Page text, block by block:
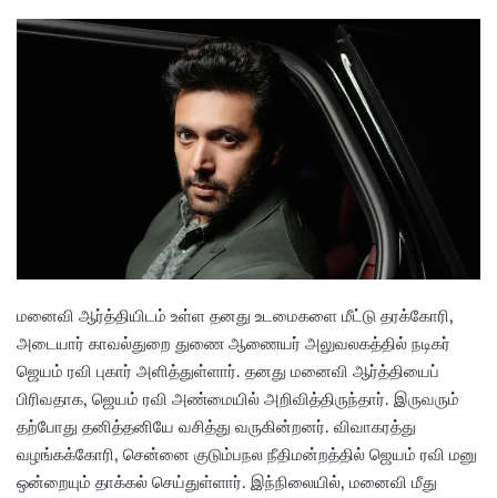
n
l
மனைவி ஆர்த்தியிடம் உள்ள தனது உடமைகளை மீட்டு தரக்கோரி,
அடையார் காவல்துறை துணை ஆணையர் அலுவலகத்தில் நடிகர்
ஜெயம் ரவி புகார் அளித்துள்ளார். தனது மனைவி ஆர்த்தியைப்
பிரிவதாக, ஜெயம் ரவி அண்மையில் அறிவித்திருந்தார். இருவரும்
தற்போது தனித்தனியே வசித்து வருகின்றனர். விவாகரத்து
வழங்கக்கோரி, சென்னை குடும்பநல நீதிமன்றத்தில் ஜெயம் ரவி மனு
ஒன்றையும் தாக்கல் செய்துள்ளார். இந்நிலையில், மனைவி மீது